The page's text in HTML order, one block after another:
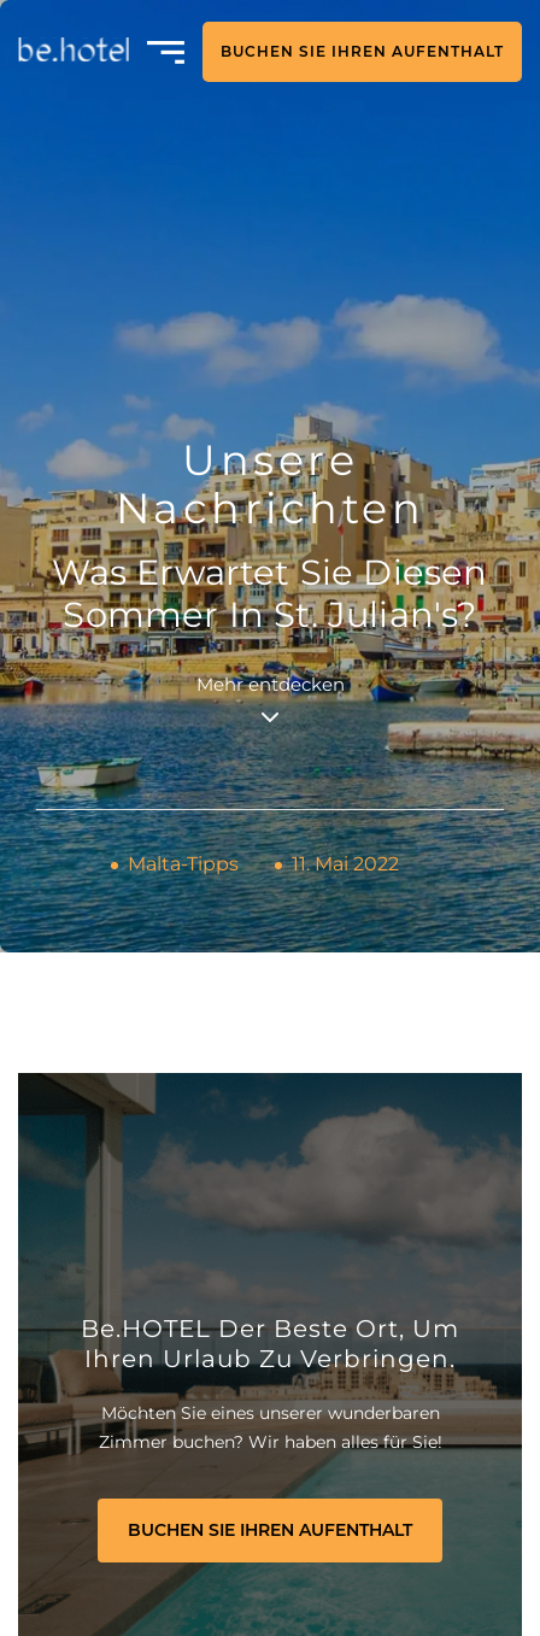
BUCHEN SIE IHREN AUFENTHALT
Unsere
Nachrichten
Was Erwartet Sie Diesen
Sommer In St. Julian's?
Mehr entdecken
Malta-Tipps 11. Mai 2022
Be.HOTEL Der Beste Ort, Um
Ihren Urlaub Zu Verbringen.
Möchten Sie eines unserer wunderbaren
Zimmer buchen? Wir haben alles für Sie!
BUCHEN SIE IHREN AUFENTHALT